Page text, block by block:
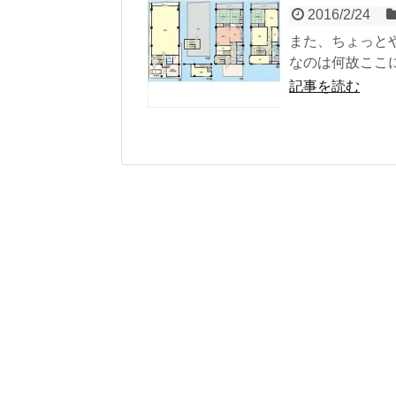
2016/2/24
また、ちょっと
なのは何故ここ
記事を読む